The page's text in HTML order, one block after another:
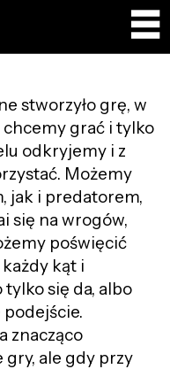
stworzyło grę, w
grać i tylko
odkryjemy i z
Możemy
jak i predatorem,
się na wrogów,
poświęcić
kąt i
się da, albo
podejście.
znacząco
ale gdy przy